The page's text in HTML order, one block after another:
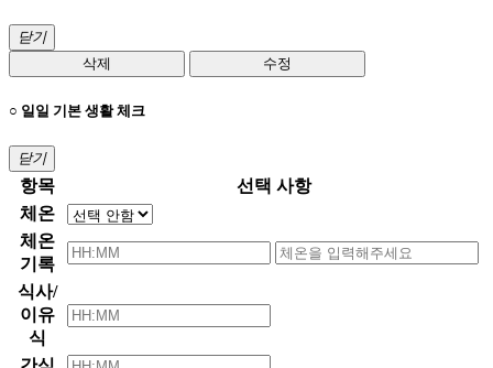
닫기
삭제
수정
○ 일일 기본 생활 체크
닫기
항목
선택 사항
체온
체온
기록
식사/
이유
식